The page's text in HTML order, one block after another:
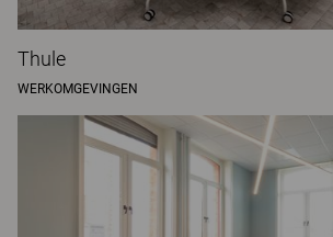
Thule
WERKOMGEVINGEN